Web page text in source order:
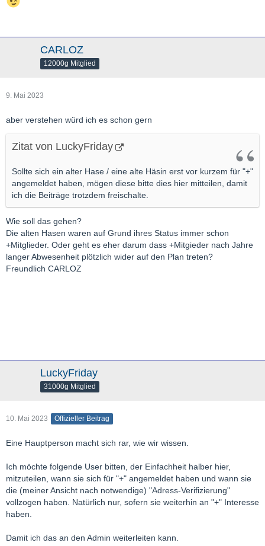
CARLOZ
12000g Mitglied
9. Mai 2023
aber verstehen würd ich es schon gern
Zitat von LuckyFriday
Sollte sich ein alter Hase / eine alte Häsin erst vor kurzem für "+"
angemeldet haben, mögen diese bitte dies hier mitteilen, damit
ich die Beiträge trotzdem freischalte.
Wie soll das gehen?
Die alten Hasen waren auf Grund ihres Status immer schon
+Mitglieder. Oder geht es eher darum dass +Mitgieder nach Jahre
langer Abwesenheit plötzlich wider auf den Plan treten?
Freundlich CARLOZ
LuckyFriday
31000g Mitglied
10. Mai 2023 Offizieller Beitrag
Eine Hauptperson macht sich rar, wie wir wissen.
Ich möchte folgende User bitten, der Einfachheit halber hier,
mitzuteilen, wann sie sich für "+" angemeldet haben und wann sie
die (meiner Ansicht nach notwendige) "Adress-Verifizierung"
vollzogen haben. Natürlich nur, sofern sie weiterhin an "+" Interesse
haben.
Damit ich das an den Admin weiterleiten kann.